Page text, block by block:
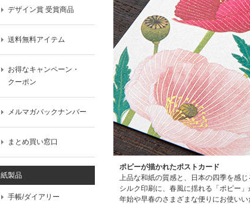
デザイン賞 受賞商品
送料無料アイテム
お得なキャンペーン・
クーポン
メルマガバックナンバー
まとめ買い窓口
紙製品
手帳/ダイアリー
ポピーが描かれたポストカード
上品な和紙の質感と、日本の四季を感
シルク印刷に、春風に揺れる「ポピー
年始や早春のさまざまな便りにお使いい